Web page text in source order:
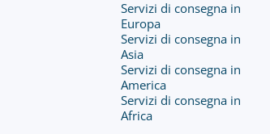
Servizi di consegna in
Europa
Servizi di consegna in
Asia
Servizi di consegna in
America
Servizi di consegna in
Africa